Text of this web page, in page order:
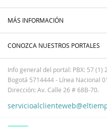
MÁS INFORMACIÓN
CONOZCA NUESTROS PORTALES
Info general del portal: PBX: 57 (1)
Bogotá 5714444 - Línea Nacional
Dirección: Av. Calle 26 # 68B-70.